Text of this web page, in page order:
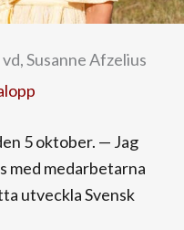
Susanne Afzelius
5 oktober. — Jag
med medarbetarna
utveckla Svensk